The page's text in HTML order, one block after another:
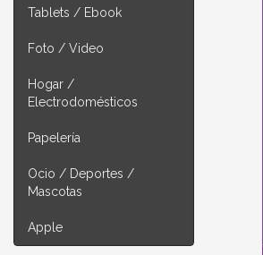
Tablets / Ebook
Foto / Video
Hogar /
Electrodomésticos
Papelería
Ocio / Deportes /
Mascotas
Apple